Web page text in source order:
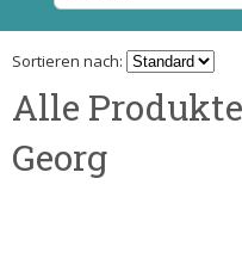
Sortieren nach:
Alle
Georg